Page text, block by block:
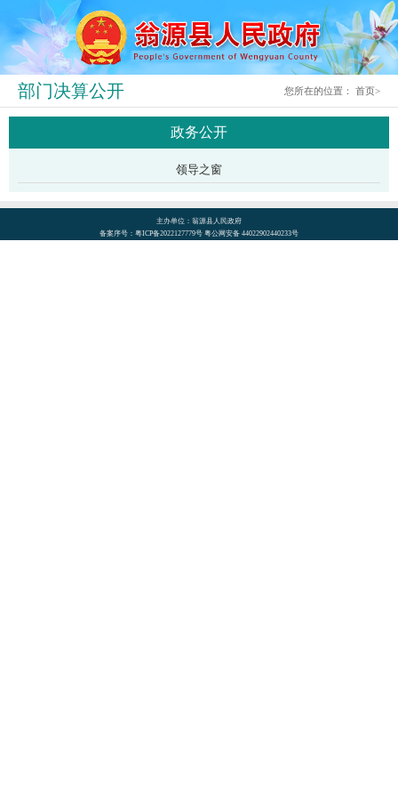
部门决算公开 您所在的位置：首页>
政务公开
领导之窗
主办单位：翁源县人民政府
备案序号：粤ICP备2022127779号 粤公网安备 44022902440233号